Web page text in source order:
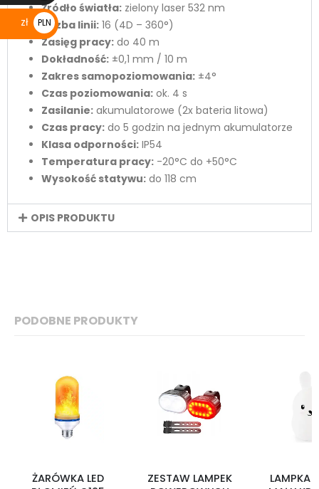
Źródło światła: zielony laser 532 nm
Liczba linii: 16 (4D – 360°)
Zasięg pracy: do 40 m
Dokładność: ±0,1 mm / 10 m
Zakres samopoziomowania: ±4°
Czas poziomowania: ok. 4 s
Zasilanie: akumulatorowe (2x bateria litowa)
Czas pracy: do 5 godzin na jednym akumulatorze
Klasa odporności: IP54
Temperatura pracy: -20°C do +50°C
Wysokość statywu: do 118 cm
OPIS PRODUKTU
PODOBNE PRODUKTY
ŻARÓWKA LED
ZESTAW LAMPEK
LAMPKA
€
zł
PLN
zł